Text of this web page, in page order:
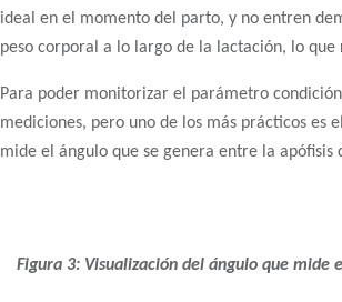
ideal en el momento del parto, y no entren
peso corporal a lo largo de la lactación, lo
Para poder monitorizar el parámetro
mediciones, pero uno de los más prácticos es
mide el ángulo que se genera entre la
Figura 3: Visualización del ángulo que